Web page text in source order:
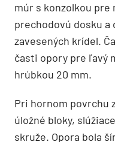
múr s konzolkou pre
prechodovú dosku a
zavesených krídel.
časti opory pre ľavý
hrúbkou 20 mm.
Pri hornom povrchu
úložné bloky,
skruže. Opora bola